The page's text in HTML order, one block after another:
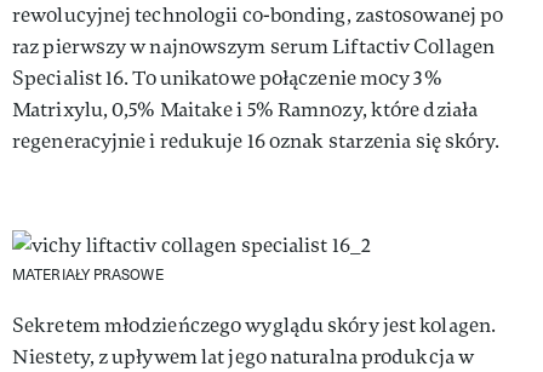
rewolucyjnej technologii co-bonding, zastosowanej po
raz pierwszy w najnowszym serum Liftactiv Collagen
Specialist 16. To unikatowe połączenie mocy 3%
Matrixylu, 0,5% Maitake i 5% Ramnozy, które działa
regeneracyjnie i redukuje 16 oznak starzenia się skóry.
MATERIAŁY PRASOWE
Sekretem młodzieńczego wyglądu skóry jest kolagen.
Niestety, z upływem lat jego naturalna produkcja w